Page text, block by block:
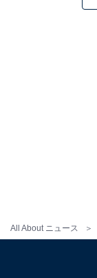
All About ニュース